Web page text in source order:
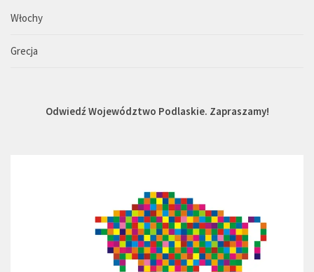
Włochy
Grecja
Odwiedź Województwo Podlaskie. Zapraszamy!